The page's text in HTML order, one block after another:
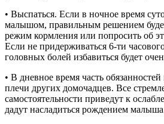
• Выспаться. Если в ночное время
малышом, правильным решением
режим кормления или попросить об
Если не придерживаться 6-ти
головных болей избавиться будет
• В дневное время часть
плечи других домочадцев. Все
самостоятельности приведут к
дадут насладиться рождением